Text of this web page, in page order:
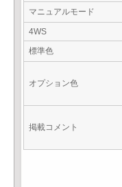
マニュアルモード
4WS
標準色
オプション色
掲載コメント